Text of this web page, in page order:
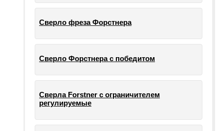
Сверло фреза Форстнера
Сверло Форстнера с победитом
Сверла Forstner с ограничителем
регулируемые